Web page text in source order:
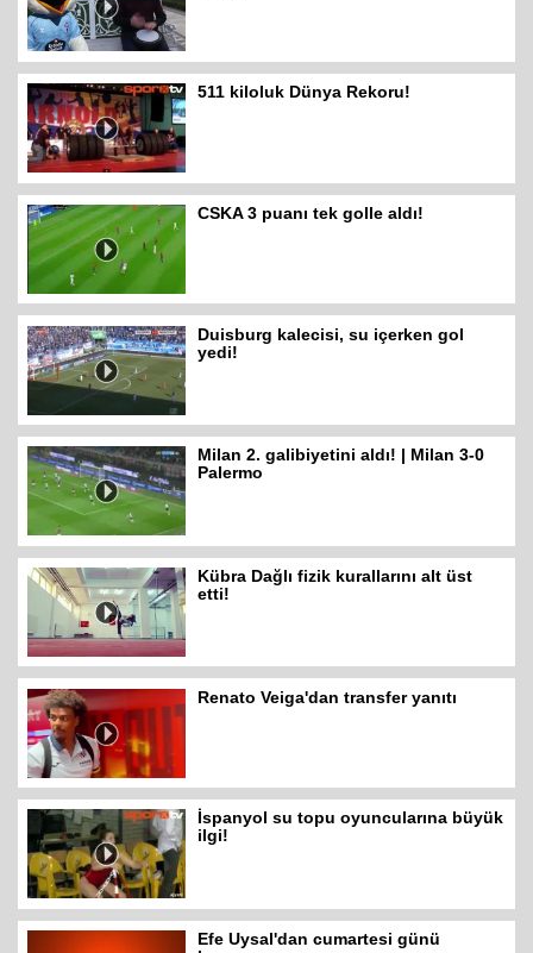
511 kiloluk Dünya Rekoru!
CSKA 3 puanı tek golle aldı!
Duisburg kalecisi, su içerken gol
yedi!
Milan 2. galibiyetini aldı! | Milan 3-0
Palermo
Kübra Dağlı fizik kurallarını alt üst
etti!
Renato Veiga'dan transfer yanıtı
İspanyol su topu oyuncularına büyük
ilgi!
Efe Uysal'dan cumartesi günü